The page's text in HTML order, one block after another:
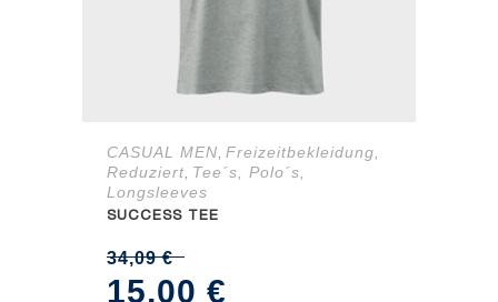
CASUAL MEN, Freizeitbekleidung,
Reduziert, Tee´s, Polo´s,
Longsleeves
SUCCESS TEE
34,09€
Ursprünglicher
15,00 €